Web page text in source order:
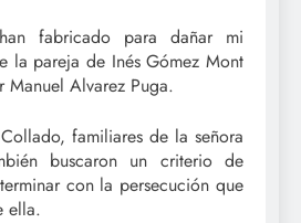
fabricado para dañar mi
la pareja de Inés Gómez Mont
Alvarez Puga.
familiares de la señora
buscaron un criterio de
con la persecución que
ella.